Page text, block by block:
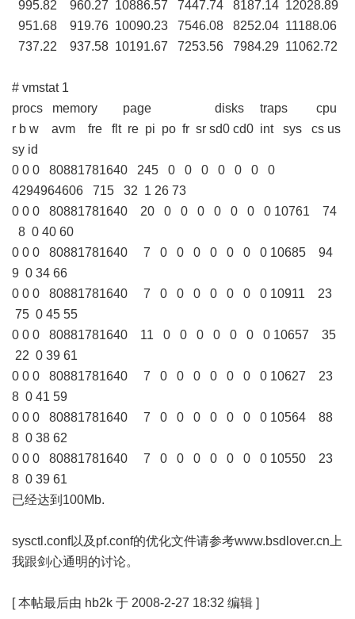
995.82 960.27 10886.57 7447.74 8187.14 12028.89
951.68 919.76 10090.23 7546.08 8252.04 11188.06
737.22 937.58 10191.67 7253.56 7984.29 11062.72
# vmstat 1
procs memory page disks traps cpu
r b w avm fre flt re pi po fr sr sd0 cd0 int sys cs us
sy id
0 0 0 80881781640 245 0 0 0 0 0 0 0
4294964606 715 32 1 26 73
0 0 0 80881781640 20 0 0 0 0 0 0 0 10761 74
8 0 40 60
0 0 0 80881781640 7 0 0 0 0 0 0 0 10685 94
9 0 34 66
0 0 0 80881781640 7 0 0 0 0 0 0 0 10911 23
75 0 45 55
0 0 0 80881781640 11 0 0 0 0 0 0 0 10657 35
22 0 39 61
0 0 0 80881781640 7 0 0 0 0 0 0 0 10627 23
8 0 41 59
0 0 0 80881781640 7 0 0 0 0 0 0 0 10564 88
8 0 38 62
0 0 0 80881781640 7 0 0 0 0 0 0 0 10550 23
8 0 39 61
已经达到100Mb.
sysctl.conf以及pf.conf的优化文件请参考www.bsdlover.cn 上
我跟剑心通明的讨论。
[本帖最后由 hb2k 于 2008-2-27 18:32 编辑 ]